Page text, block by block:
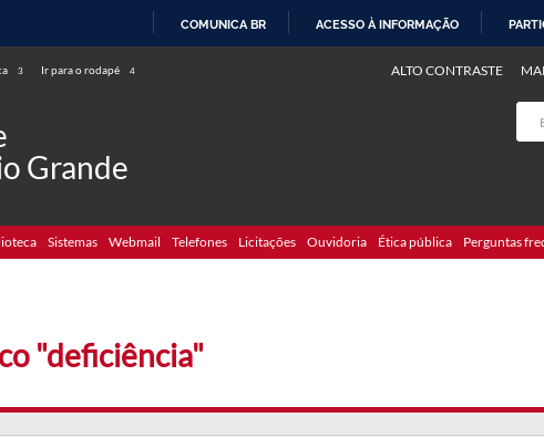
COMUNICA BR ACESSO À INFORMAÇÃO
3 Ir para o rodapé 4 ALTO CONTRASTE
Grande
Sistemas Webmail Telefones Licitações Ouvidoria Ética pública Perguntas
"deficiência"